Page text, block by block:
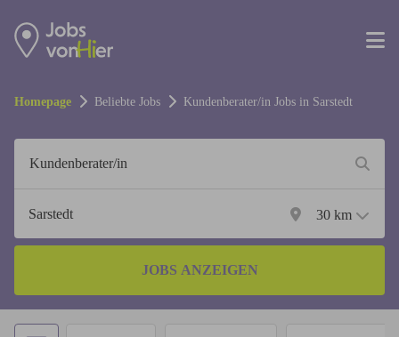
Homepage Beliebte Jobs Kundenberater/in Jobs in Sarstedt
30 km
JOBS ANZEIGEN